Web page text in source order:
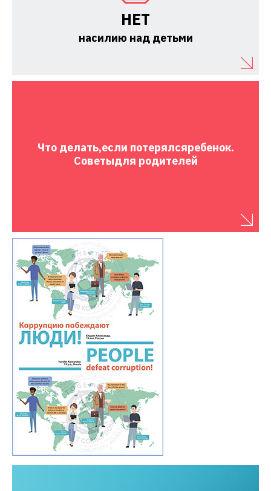
НЕТ
насилию над детьми
Что делать,если потерялсяребенок.
Советыдля родителей